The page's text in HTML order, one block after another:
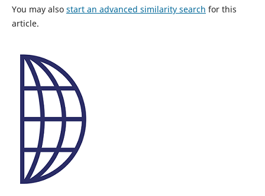
You may also start an advanced similarity search for this
article.